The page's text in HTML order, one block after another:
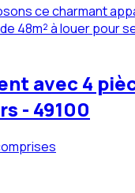
ce charmant
48m² à louer pour
avec 4
- 49100